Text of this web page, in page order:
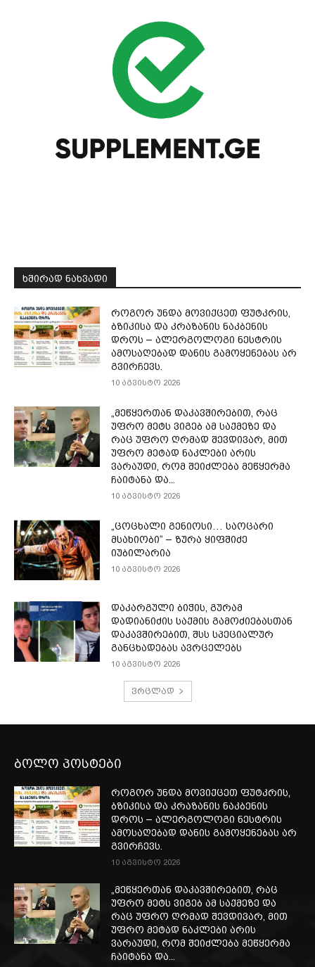
ᲮᲨᲘᲠᲐᲓ ᲜᲐᲮᲕᲐᲓᲘ
როგორ უნდა მოვიქცეთ ფუტკრის,
ბზიკისა და კრაზანის ნაკბენის
დროს – ალერგოლოგი ნესტრის
ამოსაღებად დანის გამოყენებას არ
გვირჩევს.
10 აგვისტო 2026
„მეწყერთან დაკავშირებით, რაც
უფრო მეტს ვიგებ ამ საქმეზე და
რაც უფრო ღრმად შევდივარ, მით
უფრო მეტად ნაკლები არის
ვარაუდი, რომ შეიძლება მეწყერმა
ჩაიტანა და...
10 აგვისტო 2026
„ცოცხალი გენიოსი… საოცარი
მსახიობი“ – ზურა ყიფშიძე
იუბილარია
10 აგვისტო 2026
დაკარგული ბიჭის, გურამ
დადიანიძის საქმის გამოძიებასთან
დაკავშირებით, შსს სპეციალურ
განცხადებას ავრცელებს
10 აგვისტო 2026
ვრცლად
ბოლო პოსტები
როგორ უნდა მოვიქცეთ ფუტკრის,
ბზიკისა და კრაზანის ნაკბენის
დროს – ალერგოლოგი ნესტრის
ამოსაღებად დანის გამოყენებას არ
გვირჩევს.
10 აგვისტო 2026
„მეწყერთან დაკავშირებით, რაც
უფრო მეტს ვიგებ ამ საქმეზე და
რაც უფრო ღრმად შევდივარ, მით
უფრო მეტად ნაკლები არის
ვარაუდი, რომ შეიძლება მეწყერმა
ჩაიტანა და...